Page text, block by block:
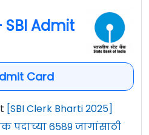
SBI Admit
Card
[SBI Clerk Bharti 2025]
पदाच्या 6589 जागांसाठी